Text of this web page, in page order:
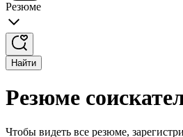
Резюме
Найти
Резюме
Чтобы видеть все резюме,